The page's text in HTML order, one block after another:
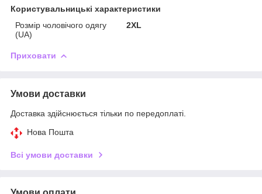
Користувальницькі характеристики
Розмір чоловічого одягу
(UA)
2XL
Приховати
Умови доставки
Доставка здійснюється тільки по передоплаті.
Нова Пошта
Всі умови доставки